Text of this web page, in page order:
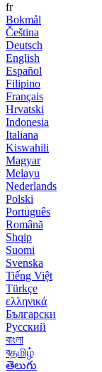
fr
Bokmål
Čeština
Deutsch
English
Español
Filipino
Français
Hrvatski
Indonesia
Italiana
Kiswahili
Magyar
Melayu
Nederlands
Polski
Português
Română
Shqip
Suomi
Svenska
Tiếng Việt
Türkçe
ελληνικά
Български
Русский
বাংলা
বதமிழ்
తెలుగు